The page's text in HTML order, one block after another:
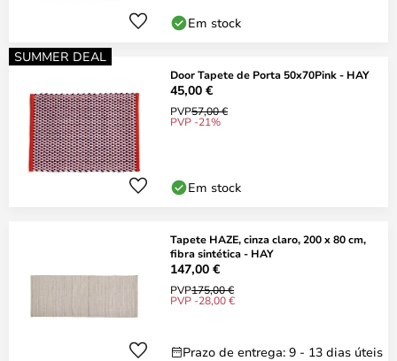
Em stock
SUMMER DEAL
Door Tapete de Porta 50x70Pink - HAY
45,00 €
PVP57,00 €
PVP -21%
Em stock
Tapete HAZE, cinza claro, 200 x 80 cm,
fibra sintética - HAY
147,00 €
PVP175,00 €
PVP -28,00 €
Prazo de entrega: 9 - 13 dias úteis